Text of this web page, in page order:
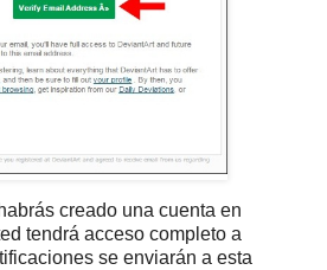
creado una cuenta en
tendrá acceso completo a
se enviarán a esta